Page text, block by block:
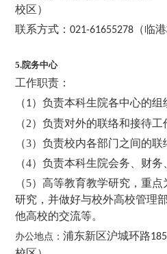
校区）
联系方式：021-61655278 （临
5.院务中心
工作职责：
（1）负责本科生院各中心的组
（2）负责对外的联络和接待工
（3）负责校内各部门之间的联
（4）负责本科生院会务、财务
（5）高等教育教学研究，重
研究，并做好与校外高校管理
他高校的交流等。
办公地点：浦东新区沪城环路